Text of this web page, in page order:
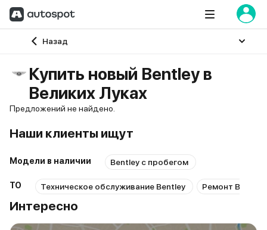
Назад
Главная
Купить новый Bentley в
Великих Луках
Предложений не найдено.
Наши клиенты ищут
Модели в наличии Bentley с пробегом
ТО Техническое обслуживание Bentley Ремонт Bentley
Интересно